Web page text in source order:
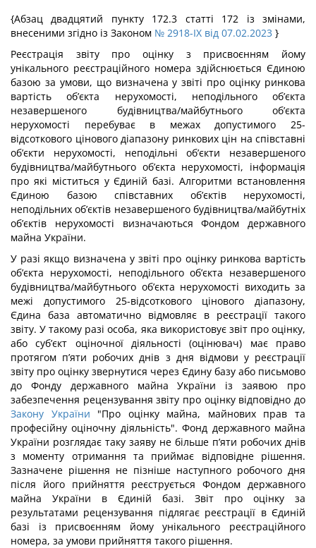
{Абзац двадцятий пункту 172.3 статті 172 із змінами,
внесеними згідно із Законом № 2918-IX від 07.02.2023 }
Реєстрація звіту про оцінку з присвоєнням йому
унікального реєстраційного номера здійснюється Єдиною
базою за умови, що визначена у звіті про оцінку ринкова
вартість об’єкта нерухомості, неподільного об’єкта
незавершеного будівництва/майбутнього об’єкта
нерухомості перебуває в межах допустимого 25-
відсоткового цінового діапазону ринкових цін на співставні
об’єкти нерухомості, неподільні об’єкти незавершеного
будівництва/майбутнього об’єкта нерухомості, інформація
про які міститься у Єдиній базі. Алгоритми встановлення
Єдиною базою співставних об’єктів нерухомості,
неподільних об’єктів незавершеного будівництва/майбутніх
об’єктів нерухомості визначаються Фондом державного
майна України.
У разі якщо визначена у звіті про оцінку ринкова вартість
об’єкта нерухомості, неподільного об’єкта незавершеного
будівництва/майбутнього об’єкта нерухомості виходить за
межі допустимого 25-відсоткового цінового діапазону,
Єдина база автоматично відмовляє в реєстрації такого
звіту. У такому разі особа, яка використовує звіт про оцінку,
або суб’єкт оціночної діяльності (оцінювач) має право
протягом п’яти робочих днів з дня відмови у реєстрації
звіту про оцінку звернутися через Єдину базу або письмово
до Фонду державного майна України із заявою про
забезпечення рецензування звіту про оцінку відповідно до
Закону України "Про оцінку майна, майнових прав та
професійну оціночну діяльність". Фонд державного майна
України розглядає таку заяву не більше п’яти робочих днів
з моменту отримання та приймає відповідне рішення.
Зазначене рішення не пізніше наступного робочого дня
після його прийняття реєструється Фондом державного
майна України в Єдиній базі. Звіт про оцінку за
результатами рецензування підлягає реєстрації в Єдиній
базі із присвоєнням йому унікального реєстраційного
номера, за умови прийняття такого рішення.